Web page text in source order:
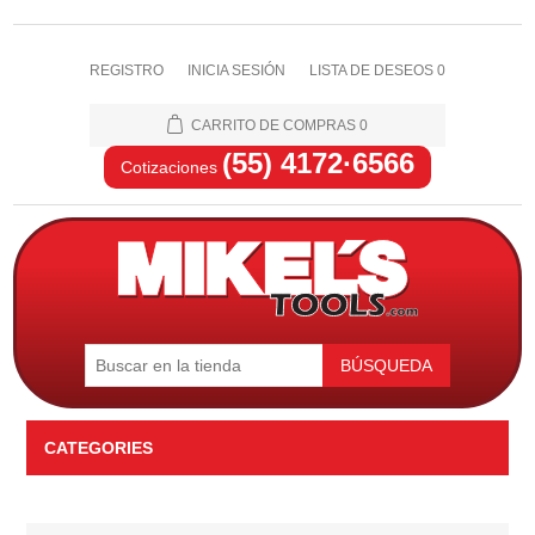
REGISTRO INICIA SESIÓN LISTA DE DESEOS 0
CARRITO DE COMPRAS 0
Cotizaciones (55) 4172·6566
BÚSQUEDA
CATEGORIES